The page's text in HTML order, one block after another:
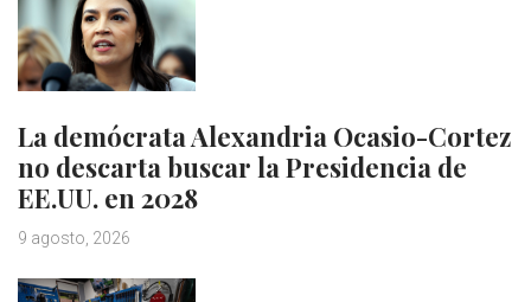
La demócrata Alexandria Ocasio-Cortez
no descarta buscar la Presidencia de
EE.UU. en 2028
9 agosto, 2026